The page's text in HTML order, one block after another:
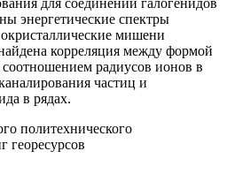
для соединений галогенидов
энергетические спектры
мишени
корреляция между формой
соотношением радиусов ионов в
частиц и
в рядах.
политехнического
георесурсов